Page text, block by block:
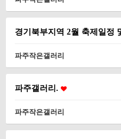
경기북부지역 2월 축제일정
파주작은갤러리
파주갤러리.
파주작은갤러리